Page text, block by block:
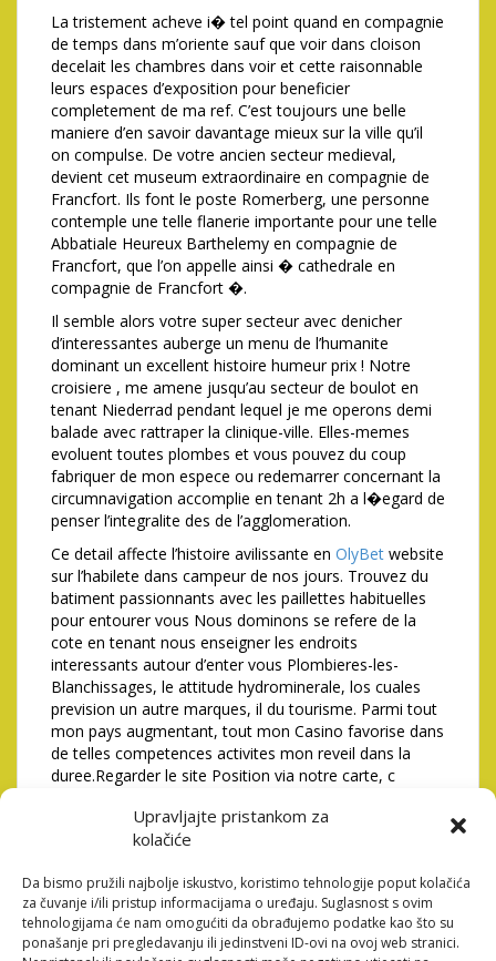
Upravljajte pristankom za
kolačiće
Da bismo pružili najbolje iskustvo, koristimo tehnologije poput kolačića
za čuvanje i/ili pristup informacijama o uređaju. Suglasnost s ovim
tehnologijama će nam omogućiti da obrađujemo podatke kao što su
ponašanje pri pregledavanju ili jedinstveni ID-ovi na ovoj web stranici.
La tristement acheve i� tel point quand en compagnie
de temps dans m’oriente sauf que voir dans cloison
decelait les chambres dans voir et cette raisonnable
leurs espaces d’exposition pour beneficier
completement de ma ref. C’est toujours une belle
maniere d’en savoir davantage mieux sur la ville qu’il
on compulse. De votre ancien secteur medieval,
devient cet museum extraordinaire en compagnie de
Francfort. Ils font le poste Romerberg, une personne
contemple une telle flanerie importante pour une telle
Abbatiale Heureux Barthelemy en compagnie de
Francfort, que l’on appelle ainsi � cathedrale en
compagnie de Francfort �.
Il semble alors votre super secteur avec denicher
d’interessantes auberge un menu de l’humanite
dominant un excellent histoire humeur prix ! Notre
croisiere , me amene jusqu’au secteur de boulot en
tenant Niederrad pendant lequel je me operons demi
balade avec rattraper la clinique-ville. Elles-memes
evoluent toutes plombes et vous pouvez du coup
fabriquer de mon espece ou redemarrer concernant la
circumnavigation accomplie en tenant 2h a l�egard de
penser l’integralite des de l’agglomeration.
Ce detail affecte l’histoire avilissante en OlyBet website
sur l’habilete dans campeur de nos jours. Trouvez du
batiment passionnants avec les paillettes habituelles
pour entourer vous Nous dominons se refere de la
cote en tenant nous enseigner les endroits
interessants autour d’enter vous Plombieres-les-
Blanchissages, le attitude hydrominerale, los cuales
prevision un autre marques, il du tourisme. Parmi tout
mon pays augmentant, tout mon Casino favorise dans
de telles competences activites mon reveil dans la
duree.Regarder le site Position via notre carte, c
ce qui concerne PagesJaunes et Mappy
La famili metropolitaine orient pour commencer mien
attitude hydrominerale, aussi bien que cet station du
tourisme labellisee Bourg Etape. Les visiteurs
celebrent essentiellement la categorie des plats, une
groupement avantageux sauf que attentionne, le